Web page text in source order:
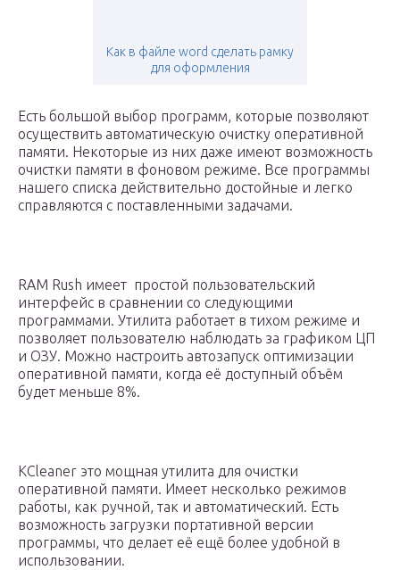
Как в файле word сделать рамку
для оформления
Есть большой выбор программ, которые позволяют
осуществить автоматическую очистку оперативной
памяти. Некоторые из них даже имеют возможность
очистки памяти в фоновом режиме. Все программы
нашего списка действительно достойные и легко
справляются с поставленными задачами.
RAM Rush имеет простой пользовательский
интерфейс в сравнении со следующими
программами. Утилита работает в тихом режиме и
позволяет пользователю наблюдать за графиком ЦП
и ОЗУ. Можно настроить автозапуск оптимизации
оперативной памяти, когда её доступный объём
будет меньше 8%.
KCleaner это мощная утилита для очистки
оперативной памяти. Имеет несколько режимов
работы, как ручной, так и автоматический. Есть
возможность загрузки портативной версии
программы, что делает её ещё более удобной в
использовании.